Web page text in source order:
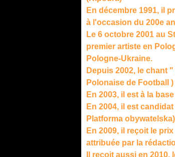
En décembre 1991, il
à l'occasion du 200e
Le 6 octobre 2001 au
premier artiste en
Pologne-Ukraine.
Depuis 2002, le chant
Polonaise de Football
En 2003, il est à la
En 2004, il est
Platforma
En 2009, il reçoit le
attribuée par la
Il reçoit aussi en